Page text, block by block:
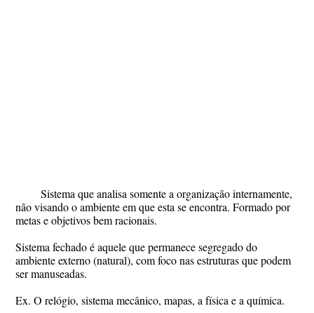
Sistema que analisa somente a organização internamente,
não visando o ambiente em que esta se encontra. Formado por
metas e objetivos bem racionais.
Sistema fechado é aquele que permanece segregado do
ambiente externo (natural), com foco nas estruturas que podem
ser manuseadas.
Ex. O relógio, sistema mecânico, mapas, a física e a química.